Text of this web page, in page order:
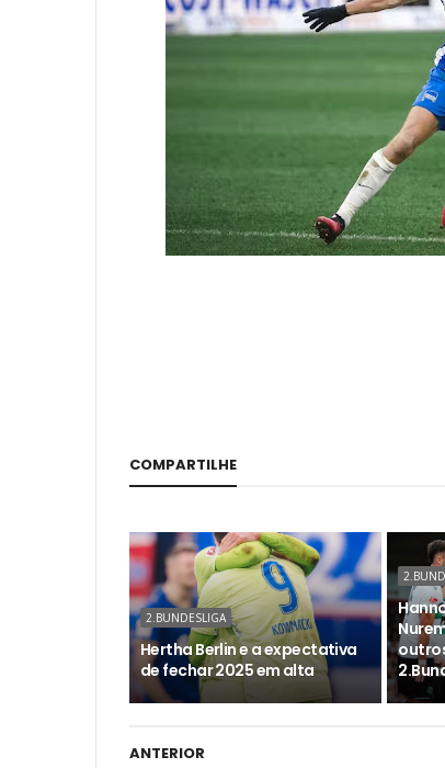
COMPARTILHE
2.BUNDESLIGA
Hertha Berlin e a expectativa
de fechar 2025 em alta
ANTERIOR